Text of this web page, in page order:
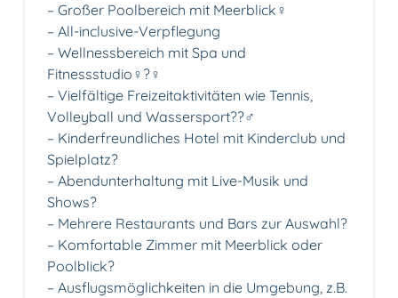
– Großer Poolbereich mit Meerblick‍♀️
– All-inclusive-Verpflegung️
– Wellnessbereich mit Spa und
Fitnessstudio‍♀️?️‍♀️
– Vielfältige Freizeitaktivitäten wie Tennis,
Volleyball und Wassersport??‍♂️
– Kinderfreundliches Hotel mit Kinderclub und
Spielplatz?
– Abendunterhaltung mit Live-Musik und
Shows?
– Mehrere Restaurants und Bars zur Auswahl?
– Komfortable Zimmer mit Meerblick oder
Poolblick?
– Ausflugsmöglichkeiten in die Umgebung, z.B.